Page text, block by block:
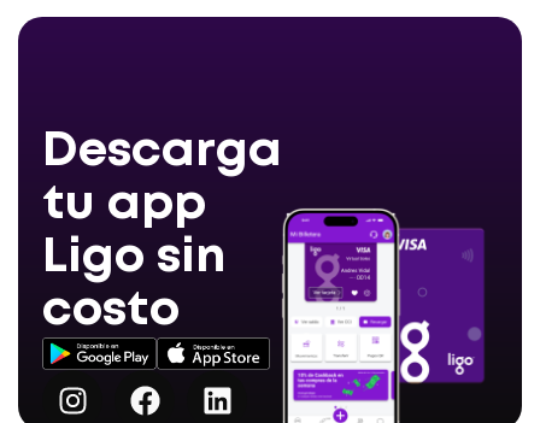
Descarga
tu app
Ligo sin
costo